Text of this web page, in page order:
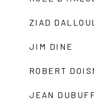
ZIAD
JIM DINE
ROBERT
JEAN